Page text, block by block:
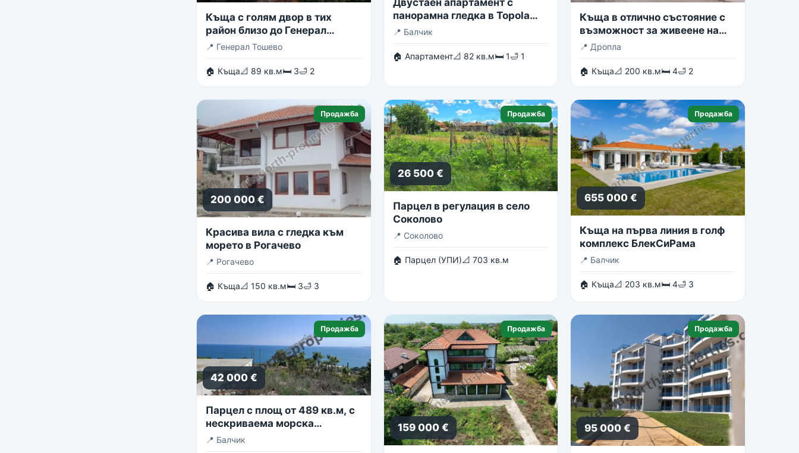
Къща с голям двор в тих
район близо до Генерал
Тошево
📍 Генерал Тошево
🏠 Къща📐 89 кв.м🛏 3🛁 2
Двустаен апартамент с
панорамна гледка в Topola
Skies
📍 Балчик
🏠 Апартамент📐 82 кв.м🛏 1🛁 1
Къща в отлично състояние с
възможност за живеене на
две семейства
📍 Дропла
🏠 Къща📐 200 кв.м🛏 4🛁 2
Продажба
200 000 €
Красива вила с гледка към
морето в Рогачево
📍 Рогачево
🏠 Къща📐 150 кв.м🛏 3🛁 3
Продажба
26 500 €
Парцел в регулация в село
Соколово
📍 Соколово
🏠 Парцел (УПИ)📐 703 кв.м
Продажба
655 000 €
Къща на първа линия в голф
комплекс БлекСиРама
📍 Балчик
🏠 Къща📐 203 кв.м🛏 4🛁 3
Продажба
42 000 €
Парцел с площ от 489 кв.м, с
нескриваема морска
панорама
📍 Балчик
Продажба
159 000 €
Продажба
95 000 €